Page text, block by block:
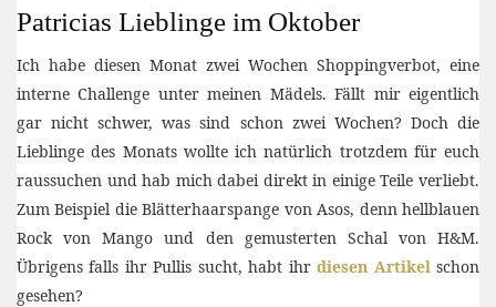
Patricias Lieblinge im Oktober
Ich habe diesen Monat zwei Wochen Shoppingverbot, eine
interne Challenge unter meinen Mädels. Fällt mir eigentlich
gar nicht schwer, was sind schon zwei Wochen? Doch die
Lieblinge des Monats wollte ich natürlich trotzdem für euch
raussuchen und hab mich dabei direkt in einige Teile verliebt.
Zum Beispiel die Blätterhaarspange von Asos, denn hellblauen
Rock von Mango und den gemusterten Schal von H&M.
Übrigens falls ihr Pullis sucht, habt ihrdiesen Artikelschon
gesehen?